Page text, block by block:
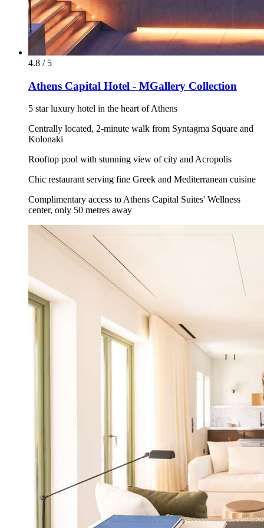
4.8 / 5
Athens Capital Hotel - MGallery Collection
5 star luxury hotel in the heart of Athens
Centrally located, 2-minute walk from Syntagma Square and
Kolonaki
Rooftop pool with stunning view of city and Acropolis
Chic restaurant serving fine Greek and Mediterranean cuisine
Complimentary access to Athens Capital Suites' Wellness
center, only 50 metres away